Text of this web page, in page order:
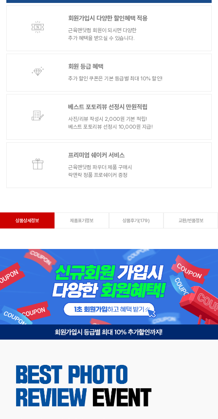
회원가입시 다양한 할인혜택 적용
근육맨닷컴 회원이 되시면 다양한
추가 혜택을 받으실 수 있습니다.
회원 등급 혜택
추가 할인 쿠폰은 기본 등급별 최대 10% 할인!
베스트 포토리뷰 선정시 만원적립
사진/리뷰 작성시 2,000원 기본 적립!
베스트 포토리뷰 선정시 10,000원 지급!
프리미엄 쉐이커 서비스
근육맨닷컴 파우더 제품 구매시
락앤락 정품 프로쉐이커 증정
상품상세정보 제품표기정보 상품후기(179) 교환/반품정보